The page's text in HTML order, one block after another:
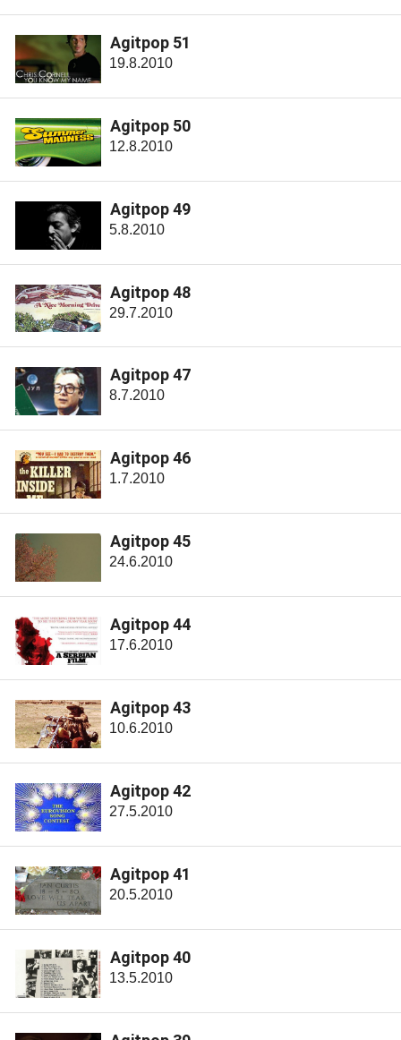
Agitpop 51
19.8.2010
Agitpop 50
12.8.2010
Agitpop 49
5.8.2010
Agitpop 48
29.7.2010
Agitpop 47
8.7.2010
Agitpop 46
1.7.2010
Agitpop 45
24.6.2010
Agitpop 44
17.6.2010
Agitpop 43
10.6.2010
Agitpop 42
27.5.2010
Agitpop 41
20.5.2010
Agitpop 40
13.5.2010